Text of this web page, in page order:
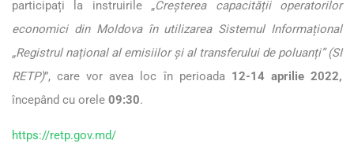
participați la instruirile „Creșterea capacității operatorilor
economici din Moldova în utilizarea Sistemul Informațional
„Registrul național al emisiilor și al transferului de poluanți” (SI
RETP)”, care vor avea loc în perioada 12-14 aprilie 2022,
începând cu orele 09:30.
https://retp.gov.md/